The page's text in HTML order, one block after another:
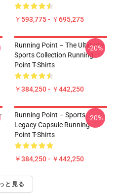
￥593,775 - ￥695,275
Running Point – The Ultimate
Sports Collection Running
Point T-Shirts
￥384,250 - ￥442,250
-20%
Running Point – Sports
Legacy Capsule Running
Point T-Shirts
￥384,250 - ￥442,250
-20%
と見る